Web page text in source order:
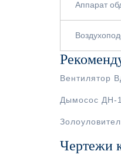
Аппарат
Вентилятор
Дымосос ДН-
Чертежи